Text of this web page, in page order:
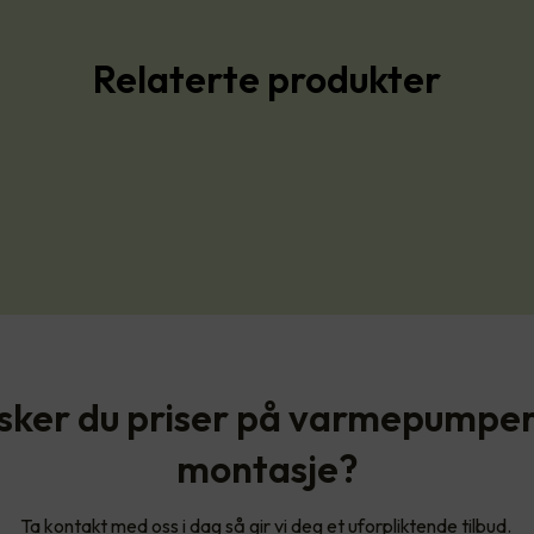
Relaterte produkter
du priser på
montasje?
Ta kontakt med oss i dag så gir vi deg et uforpliktende tilbud.